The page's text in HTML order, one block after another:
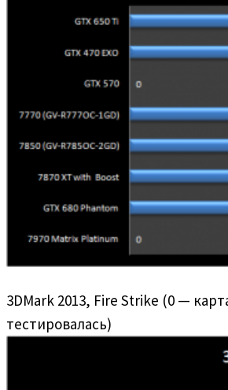
3DMark 2013, Fire Strike (0 —
тестировалась)